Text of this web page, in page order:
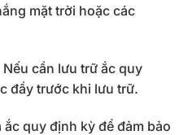
mặt trời hoặc các
Nếu cần lưu trữ ắc quy
đầy trước khi lưu trữ.
ắc quy định kỳ để đảm bảo